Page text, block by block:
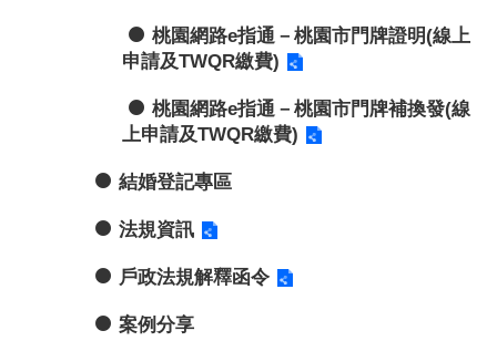
桃園網路e指通－桃園市門牌證明(線上
申請及TWQR繳費)
桃園網路e指通－桃園市門牌補換發(線
上申請及TWQR繳費)
結婚登記專區
法規資訊
戶政法規解釋函令
案例分享